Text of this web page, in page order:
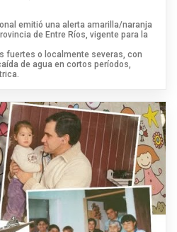
emitió una alerta amarilla/naranja
de Entre Ríos, vigente para la
fuertes o localmente severas, con
de agua en cortos períodos,